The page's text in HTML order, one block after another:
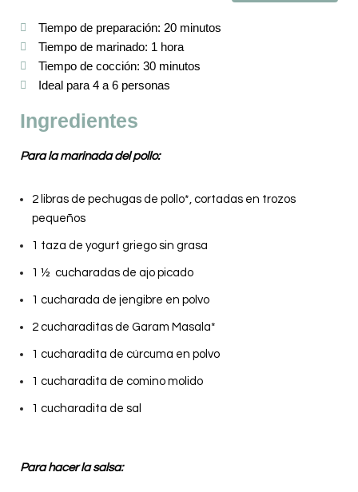
Tiempo de preparación: 20 minutos
Tiempo de marinado: 1 hora
Tiempo de cocción: 30 minutos
Ideal para 4 a 6 personas
Ingredientes
Para la marinada del pollo:
2 libras de pechugas de pollo*, cortadas en trozos
pequeños
1 taza de yogurt griego sin grasa
1 ½ cucharadas de ajo picado
1 cucharada de jengibre en polvo
2 cucharaditas de Garam Masala*
1 cucharadita de cúrcuma en polvo
1 cucharadita de comino molido
1 cucharadita de sal
Para hacer la salsa: